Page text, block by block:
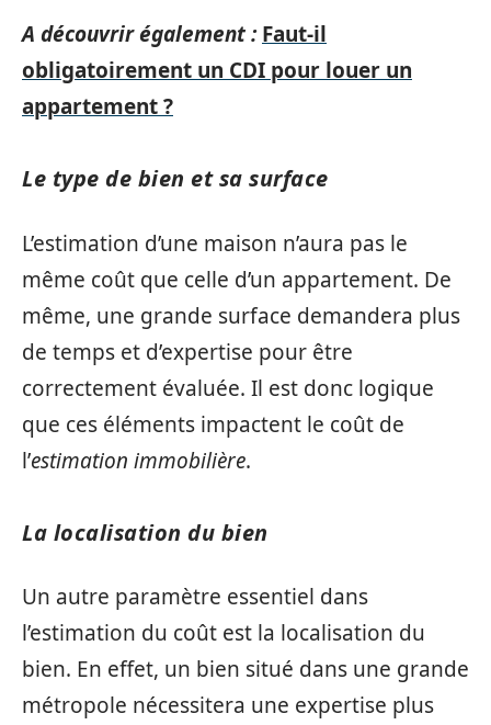
A découvrir également : Faut-il
obligatoirement un CDI pour louer un
appartement ?
Le type de bien et sa surface
L’estimation d’une maison n’aura pas le
même coût que celle d’un appartement. De
même, une grande surface demandera plus
de temps et d’expertise pour être
correctement évaluée. Il est donc logique
que ces éléments impactent le coût de
l’estimation immobilière.
La localisation du bien
Un autre paramètre essentiel dans
l’estimation du coût est la localisation du
bien. En effet, un bien situé dans une grande
métropole nécessitera une expertise plus